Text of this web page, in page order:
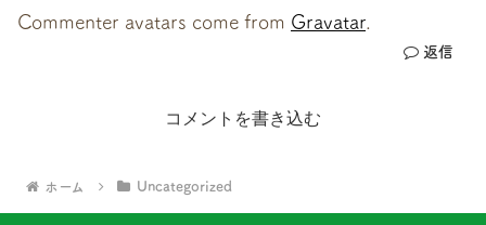
Commenter avatars come from Gravatar
返信
コメントを書き込む
ホーム Uncategorized